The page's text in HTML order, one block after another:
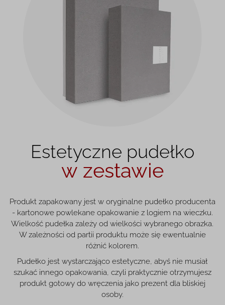
Estetyczne pudełko
w zestawie
Produkt zapakowany jest w oryginalne pudełko producenta
- kartonowe powlekane opakowanie z logiem na wieczku.
Wielkość pudełka zależy od wielkości wybranego obrazka.
W zależności od partii produktu może się ewentualnie
różnić kolorem.
Pudełko jest wystarczająco estetyczne, abyś nie musiał
szukać innego opakowania, czyli praktycznie otrzymujesz
produkt gotowy do wręczenia jako prezent dla bliskiej
osoby.